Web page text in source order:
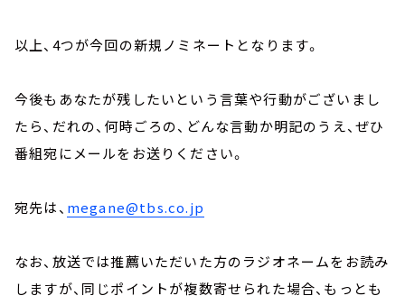
以上、4つが今回の新規ノミネートとなります。
今後もあなたが残したいという言葉や行動がございまし
たら、だれの、何時ごろの、どんな言動か明記のうえ、ぜひ
番組宛にメールをお送りください。
宛先は、 megane@tbs.co.jp
なお、放送では推薦いただいた方のラジオネームをお読み
しますが、同じポイントが複数寄せられた場合、もっとも